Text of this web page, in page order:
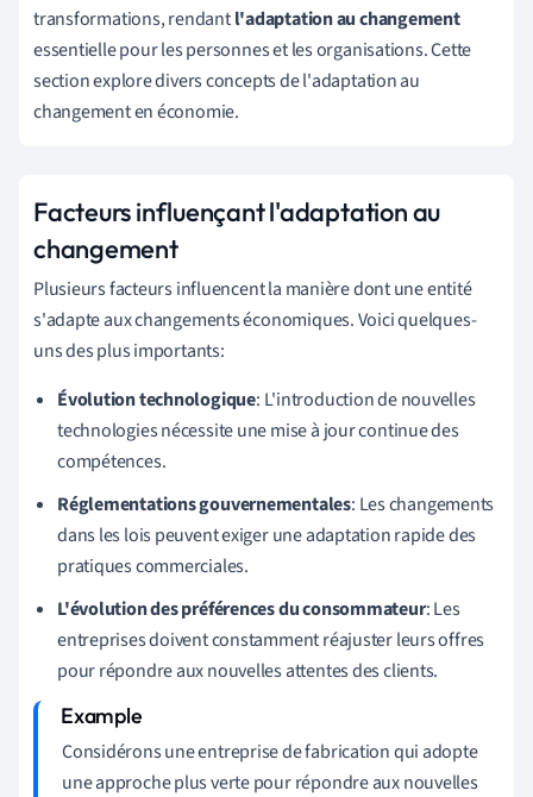
transformations, rendantl'adaptation au changement
essentielle pour les personnes et les organisations. Cette
section explore divers concepts de l'adaptation au
changement en économie.
Facteurs influençant l'adaptation au
changement
Plusieurs facteurs influencent la manière dont une entité
s'adapte aux changements économiques. Voici quelques-
uns des plus importants:
Évolution technologique: L'introduction de nouvelles
technologies nécessite une mise à jour continue des
compétences.
Réglementations gouvernementales: Les changements
dans les lois peuvent exiger une adaptation rapide des
pratiques commerciales.
L'évolution des préférences du consommateur: Les
entreprises doivent constamment réajuster leurs offres
pour répondre aux nouvelles attentes des clients.
Considérons une entreprise de fabrication qui adopte
une approche plus verte pour répondre aux nouvelles